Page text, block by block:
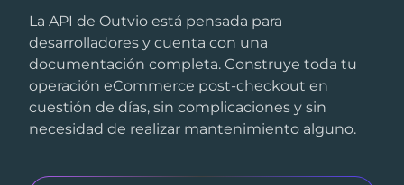
La API de Outvio está pensada para
desarrolladores y cuenta con una
documentación completa. Construye toda tu
operación eCommerce post-checkout en
cuestión de días, sin complicaciones y sin
necesidad de realizar mantenimiento alguno.